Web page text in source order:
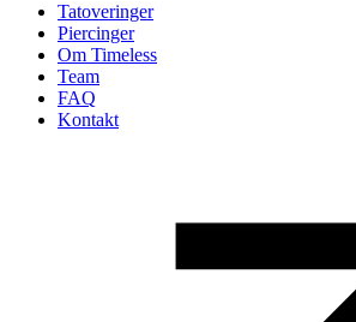
Tatoveringer
Piercinger
Om Timeless
Team
FAQ
Kontakt